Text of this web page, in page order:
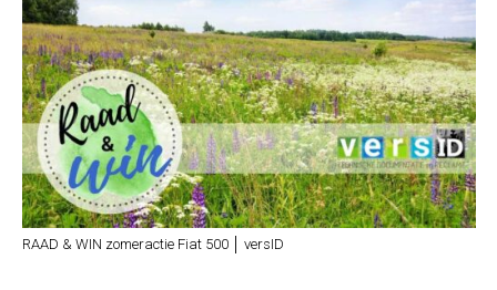
RAAD & WIN zomeractie Fiat 500 │ versID